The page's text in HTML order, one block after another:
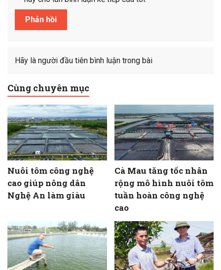
Hãy là người đầu tiên bình luận trong bài
Cùng chuyên mục
Nuôi tôm công nghệ
cao giúp nông dân
Nghệ An làm giàu
Cà Mau tăng tốc nhân
rộng mô hình nuôi tôm
tuần hoàn công nghệ
cao